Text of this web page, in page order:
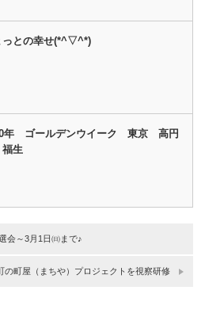
っとの幸せ(*^▽^*)
年 ゴールデンウイーク 東京 高円
生
会～3月1日㈰まで♪
の町屋（まちや）プロジェクトを視察研修